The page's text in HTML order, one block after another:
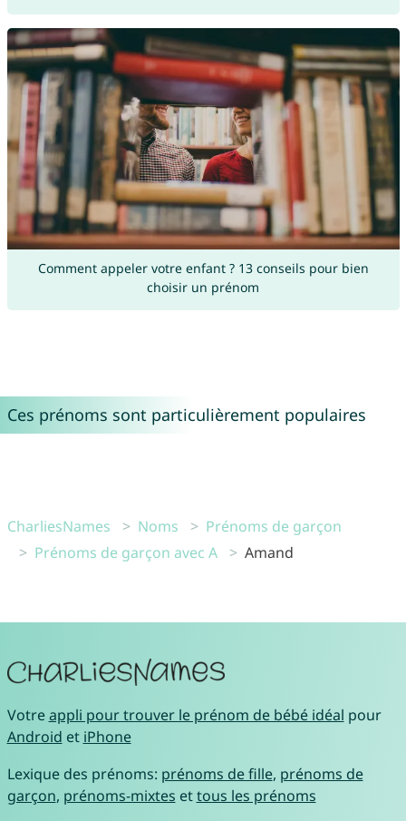
Comment appeler votre enfant ? 13 conseils pour bien
choisir un prénom
Ces prénoms sont particulièrement populaires
CharliesNames Noms
Prénoms de garçon
Prénoms de garçon avec A
Amand
Votreappli pour trouver le prénom de bébé idéal pour
Android et iPhone
Lexique des prénoms: prénoms de fille, prénoms de
garçon, prénoms-mixtes ettous les prénoms